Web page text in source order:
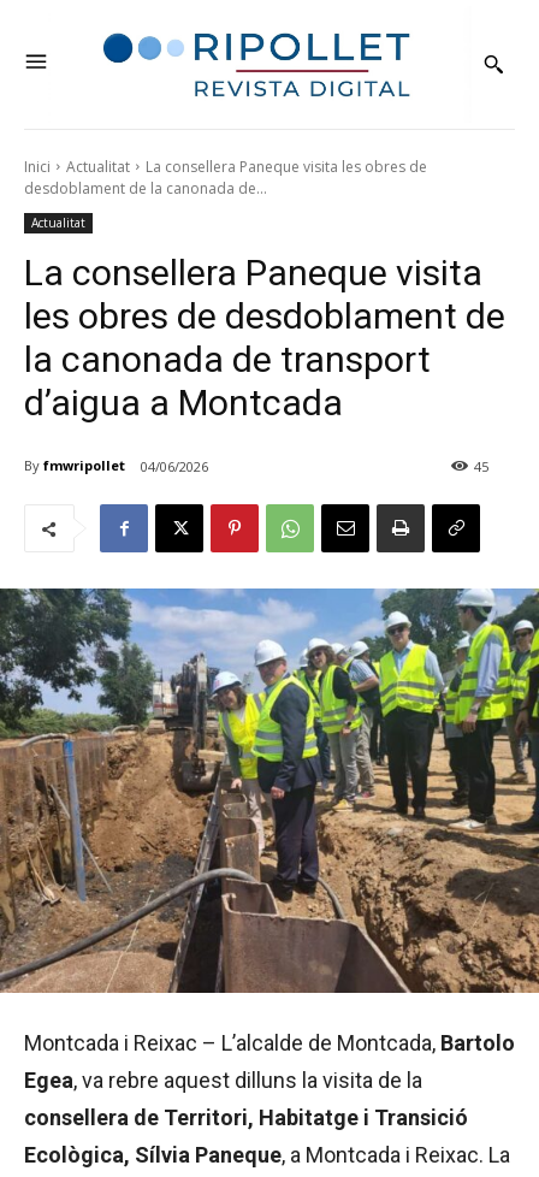
Inici Actualitat
La consellera Paneque visita les obres de
desdoblament de la canonada de...
Actualitat
La consellera Paneque visita
les obres de desdoblament de
la canonada de transport
d’aigua a Montcada
By fmwripollet 04/06/2026 45
Montcada i Reixac – L’alcalde de Montcada, Bartolo
Egea, va rebre aquest dilluns la visita de la
consellera de Territori, Habitatge i Transició
Ecològica, Sílvia Paneque, a Montcada i Reixac. La